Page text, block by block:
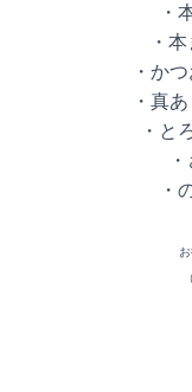
・
・
・か
・真
・と
・